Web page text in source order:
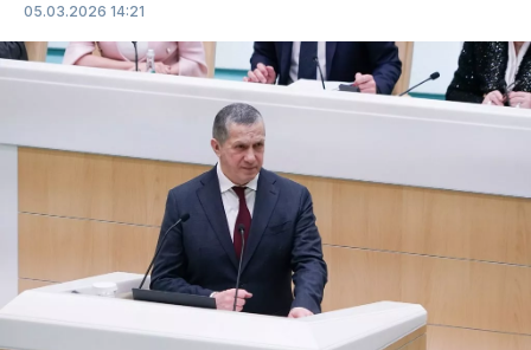
05.03.2026 14:21